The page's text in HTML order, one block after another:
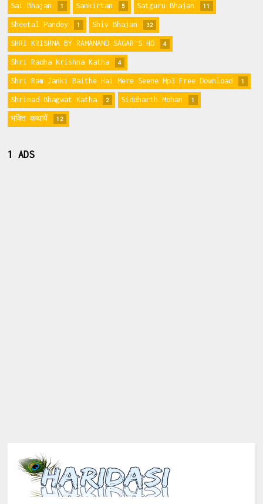
Sai Bhajan 1 Sankirtan 5 Satguru Bhajan 11
Sheetal Pandey 1 Shiv Bhajan 32
SHRI KRISHNA BY RAMANAND SAGAR'S HD 4
Shri Radha Krishna Katha 4
Shri Ram Janki Baithe Hai Mere Seene Mp3 Free Download 1
Shrimad Bhagwat Katha 2 Siddharth Mohan 1
भक्ति कथायें 12
1 ADS